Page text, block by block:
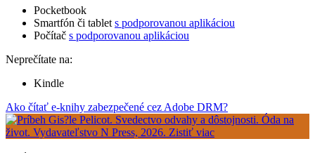
Pocketbook
Smartfón či tablet s podporovanou aplikáciou
Počítač s podporovanou aplikáciou
Neprečítate na:
Kindle
Ako čítať e-knihy zabezpečené cez Adobe DRM?